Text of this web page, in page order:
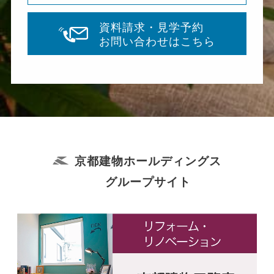
資料請求・見学予約
お問い合わせはこちら
京都建物ホールディングス
グループサイト